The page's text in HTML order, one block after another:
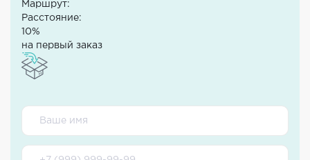
Маршрут:
Расстояние:
10%
на первый заказ